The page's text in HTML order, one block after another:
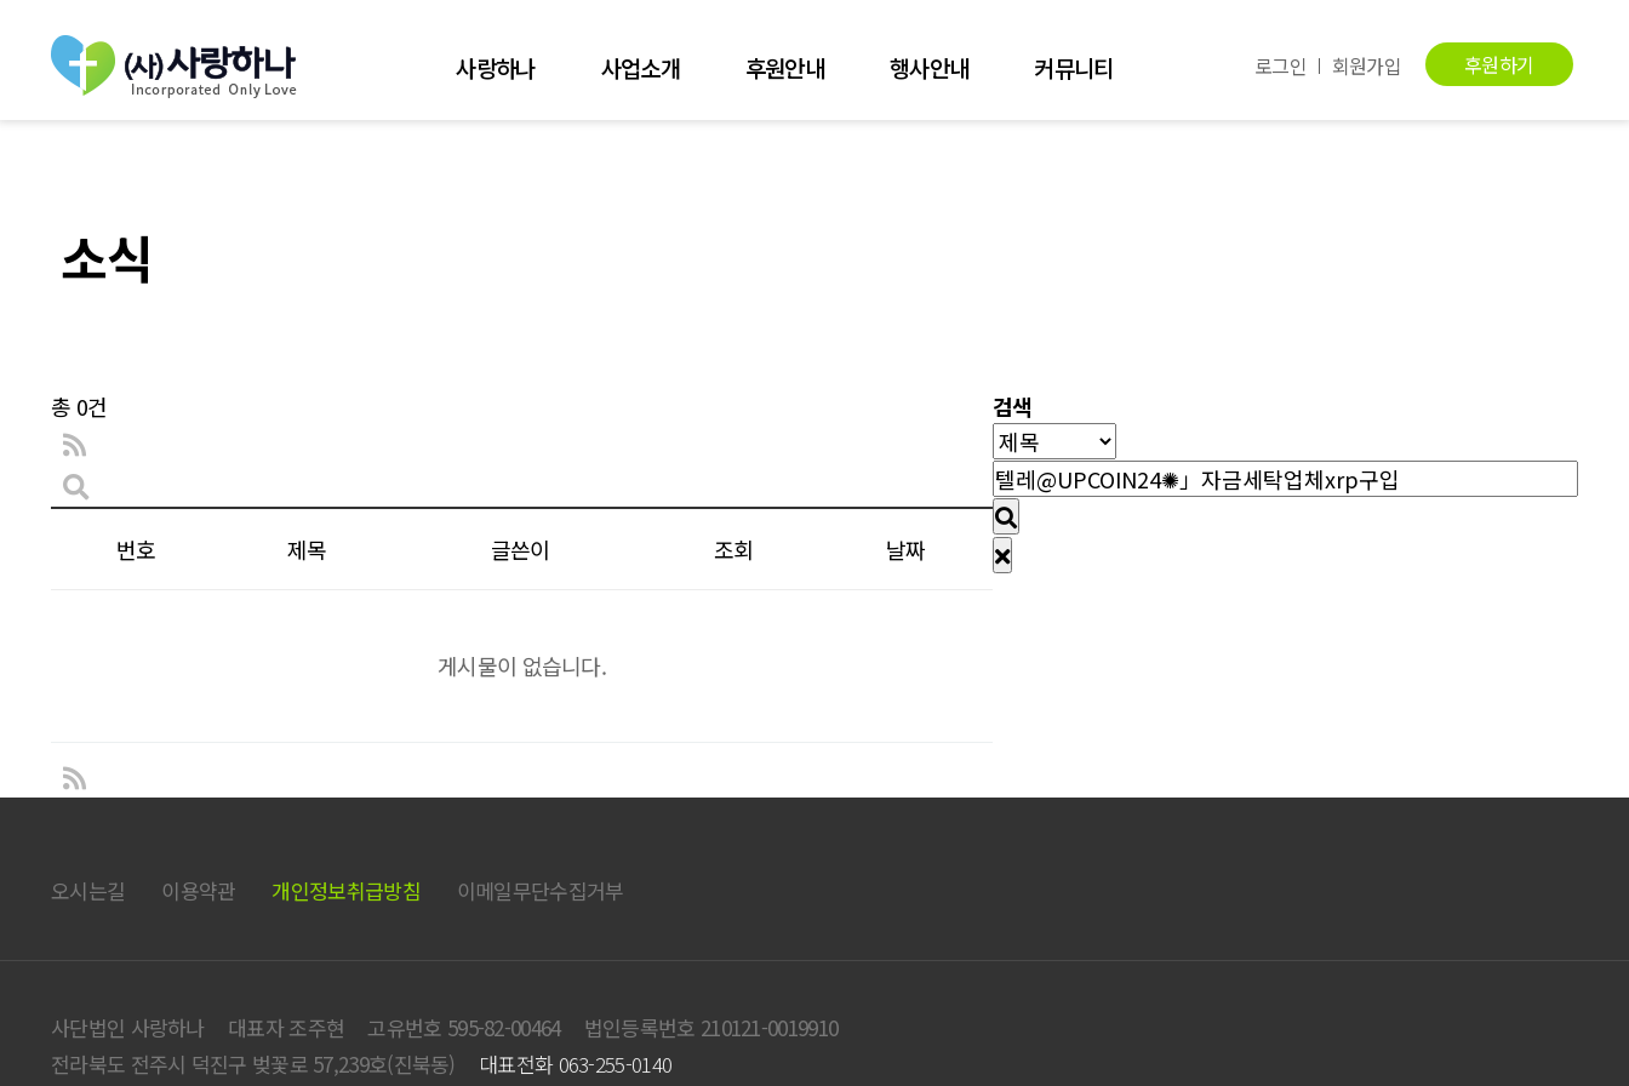
사랑하나 사업소개 후원안내 행사안내 커뮤니티 로그인 회원가입 후원하기
소식
총 0건
번호 제목 글쓴이 조회 날짜
게시물이 없습니다.
검색
오시는길 이용약관 개인정보취급방침 이메일무단수집거부
사단법인 사랑하나 대표자 조주현 고유번호 595-82-00464
법인등록번호 210121-0019910
전라북도 전주시 덕진구 벚꽃로 57,239호(진북동)
대표전화 063-255-0140